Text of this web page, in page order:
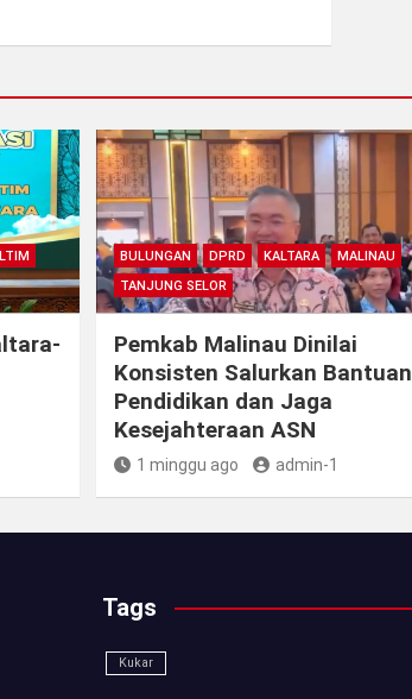
BULUNGAN DPRD KALTARA
MALINAU
TANJUNG SELOR
Pemkab Malinau Dinilai
Konsisten Salurkan Bantuan
Pendidikan dan Jaga
Kesejahteraan ASN
1 minggu ago admin-1
Tags
Kukar